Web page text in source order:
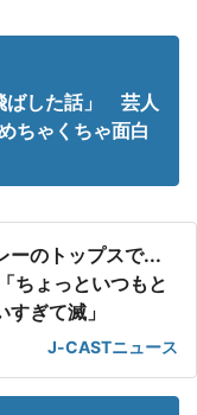
ばした話」 芸人
ちゃくちゃ面白
ーのトップスで...
ちょっといつもと
ぎて滅」
J-CASTニュース